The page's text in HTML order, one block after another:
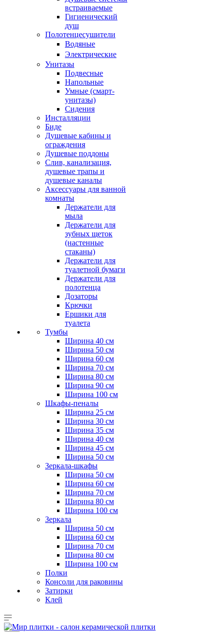
встраиваемые
Гигиенический
душ
Полотенцесушители
ㅤВодяные
ㅤЭлектрические
Унитазы
Подвесные
Напольные
Умные (смарт-
унитазы)
Сидения
Инсталляции
Биде
Душевые кабины и
ограждения
Душевые поддоны
Слив, канализация,
душевые трапы и
душевые каналы
Аксессуары для ванной
комнаты
Держатели для
мыла
Держатели для
зубных щеток
(настенные
стаканы)
Держатели для
туалетной бумаги
Держатели для
полотенца
Дозаторы
Крючки
Ершики для
туалета
Тумбы
Ширина 40 см
Ширина 50 см
Ширина 60 см
Ширина 70 см
Ширина 80 см
Ширина 90 см
Ширина 100 см
Шкафы-пеналы
Ширина 25 см
Ширина 30 см
Ширина 35 см
Ширина 40 см
Ширина 45 см
Ширина 50 см
Зеркала-шкафы
Ширина 50 см
Ширина 60 см
Ширина 70 см
Ширина 80 см
Ширина 100 см
Зеркала
Ширина 50 см
Ширина 60 см
Ширина 70 см
Ширина 80 см
Ширина 100 см
Полки
Консоли для раковины
Затирки
Клей